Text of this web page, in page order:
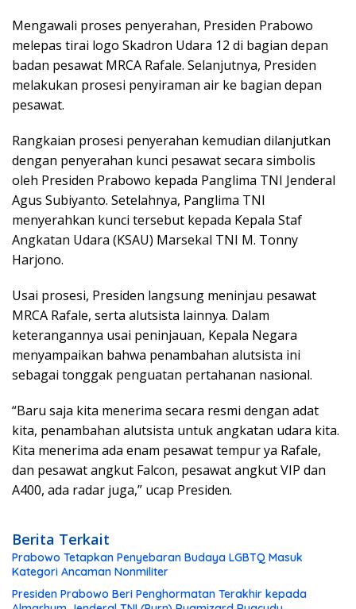
Mengawali proses penyerahan, Presiden Prabowo
melepas tirai logo Skadron Udara 12 di bagian depan
badan pesawat MRCA Rafale. Selanjutnya, Presiden
melakukan prosesi penyiraman air ke bagian depan
pesawat.
Rangkaian prosesi penyerahan kemudian dilanjutkan
dengan penyerahan kunci pesawat secara simbolis
oleh Presiden Prabowo kepada Panglima TNI Jenderal
Agus Subiyanto. Setelahnya, Panglima TNI
menyerahkan kunci tersebut kepada Kepala Staf
Angkatan Udara (KSAU) Marsekal TNI M. Tonny
Harjono.
Usai prosesi, Presiden langsung meninjau pesawat
MRCA Rafale, serta alutsista lainnya. Dalam
keterangannya usai peninjauan, Kepala Negara
menyampaikan bahwa penambahan alutsista ini
sebagai tonggak penguatan pertahanan nasional.
“Baru saja kita menerima secara resmi dengan adat
kita, penambahan alutsista untuk angkatan udara kita.
Kita menerima ada enam pesawat tempur ya Rafale,
dan pesawat angkut Falcon, pesawat angkut VIP dan
A400, ada radar juga,” ucap Presiden.
Berita Terkait
Prabowo Tetapkan Penyebaran Budaya LGBTQ Masuk
Kategori Ancaman Nonmiliter
Presiden Prabowo Beri Penghormatan Terakhir kepada